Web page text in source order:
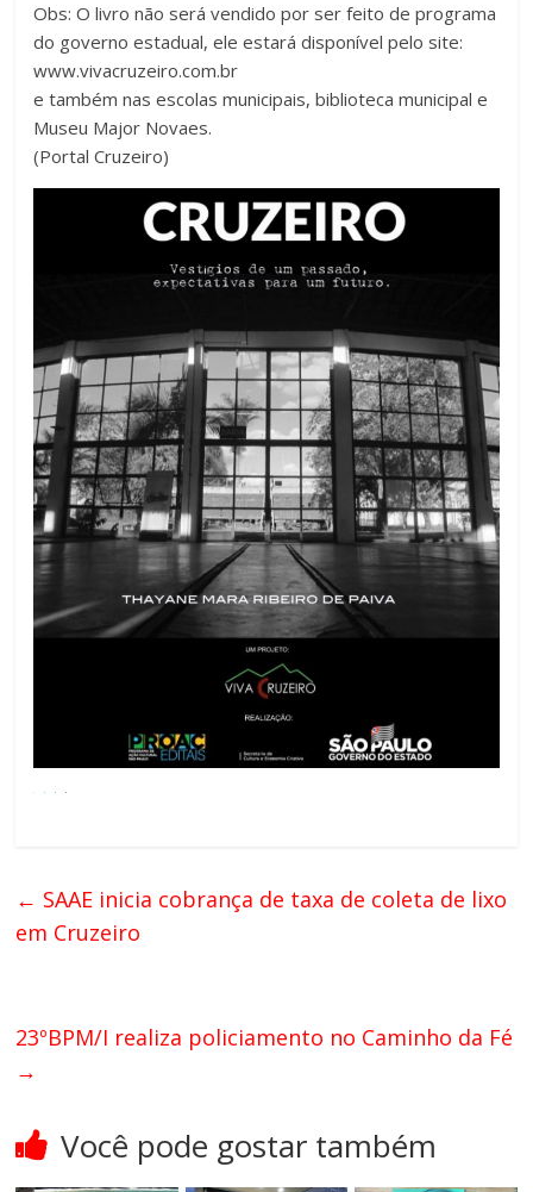
Obs: O livro não será vendido por ser feito de programa
do governo estadual, ele estará disponível pelo site:
www.vivacruzeiro.com.br
e também nas escolas municipais, biblioteca municipal e
Museu Major Novaes.
(Portal Cruzeiro)
← SAAE inicia cobrança de taxa de coleta de lixo
em Cruzeiro
23ºBPM/I realiza policiamento no Caminho da Fé
→
Você pode gostar também